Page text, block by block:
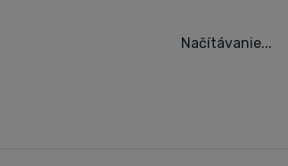
Načítávanie...